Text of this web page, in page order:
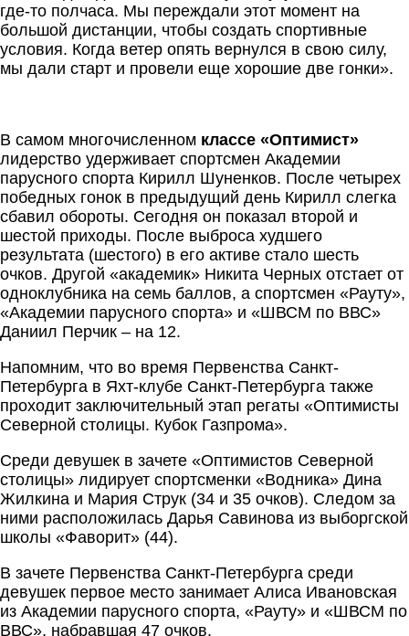
где-то полчаса. Мы переждали этот момент на
большой дистанции, чтобы создать спортивные
условия. Когда ветер опять вернулся в свою силу,
мы дали старт и провели еще хорошие две гонки».
В самом многочисленном классе «Оптимист»
лидерство удерживает спортсмен Академии
парусного спорта Кирилл Шуненков. После четырех
победных гонок в предыдущий день Кирилл слегка
сбавил обороты. Сегодня он показал второй и
шестой приходы. После выброса худшего
результата (шестого) в его активе стало шесть
очков. Другой «академик» Никита Черных отстает от
одноклубника на семь баллов, а спортсмен «Рауту»,
«Академии парусного спорта» и «ШВСМ по ВВС»
Даниил Перчик – на 12.
Напомним, что во время Первенства Санкт-
Петербурга в Яхт-клубе Санкт-Петербурга также
проходит заключительный этап регаты «Оптимисты
Северной столицы. Кубок Газпрома».
Среди девушек в зачете «Оптимистов Северной
столицы» лидирует спортсменки «Водника» Дина
Жилкина и Мария Струк (34 и 35 очков). Следом за
ними расположилась Дарья Савинова из выборгской
школы «Фаворит» (44).
В зачете Первенства Санкт-Петербурга среди
девушек первое место занимает Алиса Ивановская
из Академии парусного спорта, «Рауту» и «ШВСМ по
ВВС», набравшая 47 очков.